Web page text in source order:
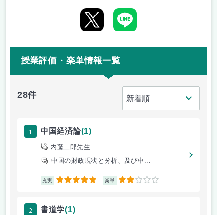
授業評価・楽単情報一覧
28件
1 中国経済論(1)
内藤二郎先生
中国の財政現状と分析、及び中...
充実 5 楽単 2
2 書道学(1)